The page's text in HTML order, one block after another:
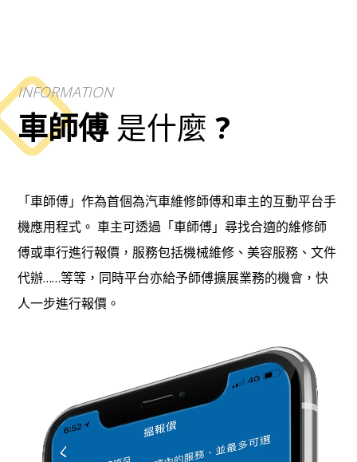
INFORMATION
車師傅 是什麼 ?
「車師傅」作為首個為汽車維修師傅和車主的互動平台手
機應用程式。 車主可透過「車師傅」尋找合適的維修師
傅或車行進行報價，服務包括機械維修、美容服務、文件
代辦……等等，同時平台亦給予師傅擴展業務的機會，快
人一步進行報價。